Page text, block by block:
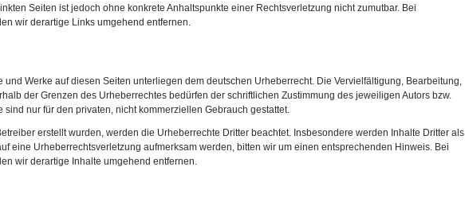
Seiten ist jedoch ohne konkrete Anhaltspunkte einer Rechtsverletzung nicht zumutbar. Bei
wir derartige Links umgehend entfernen.
Werke auf diesen Seiten unterliegen dem deutschen Urheberrecht. Die Vervielfältigung, Bearbeitung,
der Grenzen des Urheberrechtes bedürfen der schriftlichen Zustimmung des jeweiligen Autors bzw.
nur für den privaten, nicht kommerziellen Gebrauch gestattet.
erstellt wurden, werden die Urheberrechte Dritter beachtet. Insbesondere werden Inhalte Dritter als
eine Urheberrechtsverletzung aufmerksam werden, bitten wir um einen entsprechenden Hinweis. Bei
wir derartige Inhalte umgehend entfernen.